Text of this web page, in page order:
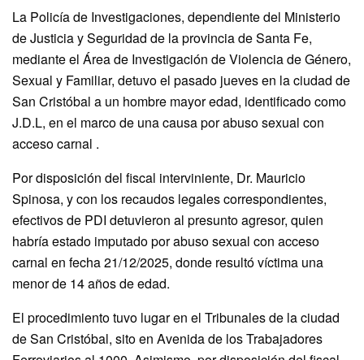
La Policía de Investigaciones, dependiente del Ministerio
de Justicia y Seguridad de la provincia de Santa Fe,
mediante el Área de Investigación de Violencia de Género,
Sexual y Familiar, detuvo el pasado jueves en la ciudad de
San Cristóbal a un hombre mayor edad, identificado como
J.D.L, en el marco de una causa por abuso sexual con
acceso carnal .
Por disposición del fiscal interviniente, Dr. Mauricio
Spinosa, y con los recaudos legales correspondientes,
efectivos de PDI detuvieron al presunto agresor, quien
habría estado imputado por abuso sexual con acceso
carnal en fecha 21/12/2025, donde resultó víctima una
menor de 14 años de edad.
El procedimiento tuvo lugar en el Tribunales de la ciudad
de San Cristóbal, sito en Avenida de los Trabajadores